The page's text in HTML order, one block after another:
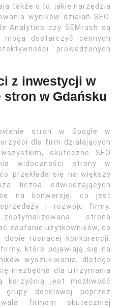
także o to, jakie narzędzia
wyników działań SEO.
Analytics czy SEMrush są
mogą dostarczyć cennych
prowadzonych
z inwestycji w
w Gdańsku
stron w Google w
dla firm działających
skuteczne SEO
widoczności strony w
przekłada się na większy
liczba odwiedzających
na konwersję, co jest
i rozwoju firmy.
strona
zaufanie użytkowników, co
rosnącej konkurencji.
które pojawiają się na
wyszukiwania, dlatego
niezbędna dla utrzymania
korzyścią jest możliwość
docelowej poprzez
firmom skuteczniej